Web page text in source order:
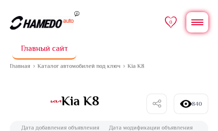
0
Главный сайт
Главная Каталог автомобилей под ключ Kia K8
Kia K8 840
Дата добавления объявления Дата модификации объявления